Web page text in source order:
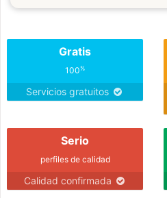
Gratis
100%
Servicios gratuitos
Serio
perfiles de calidad
Calidad confirmada